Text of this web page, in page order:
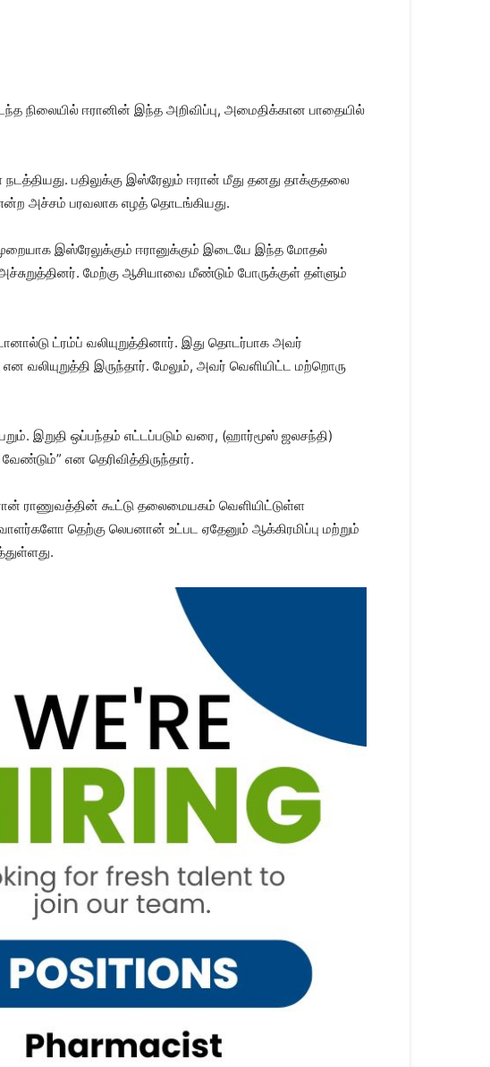
நிலையில் ஈரானின் இந்த அறிவிப்பு, அமைதிக்கான பாதையில்
பதிலுக்கு இஸ்ரேலும் ஈரான் மீது தனது தாக்குதலை
என்ற அச்சம் பரவலாக எழத் தொடங்கியது.
இஸ்ரேலுக்கும் ஈரானுக்கும் இடையே இந்த மோதல்
மேற்கு ஆசியாவை மீண்டும் போருக்குள் தள்ளும்
ட்ரம்ப் வலியுறுத்தினார். இது தொடர்பாக அவர்
வலியுறுத்தி இருந்தார். மேலும், அவர் வெளியிட்ட மற்றொரு
இறுதி ஒப்பந்தம் எட்டப்படும் வரை, (ஹார்மூஸ் ஜலசந்தி)
என தெரிவித்திருந்தார்.
ராணுவத்தின் கூட்டு தலைமையகம் வெளியிட்டுள்ள
தெற்கு லெபனான் உட்பட ஏதேனும் ஆக்கிரமிப்பு மற்றும்